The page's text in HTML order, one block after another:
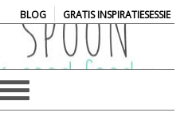
BLOG| GRATIS INSPIRATIESESSIE